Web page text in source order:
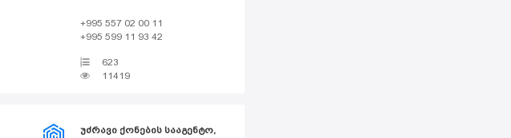
+995 557 02 00 11
+995 599 11 93 42
623
11419
ᲣᲫᲠᲐᲕᲘ ᲥᲝᲜᲔᲑᲘᲡ ᲡᲐᲐᲒᲔᲜᲢᲝ,